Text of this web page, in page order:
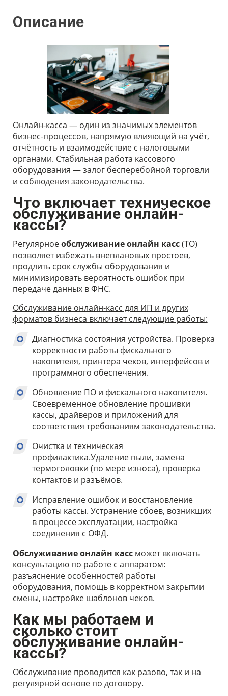
Описание
Онлайн-касса — один из значимых элементов
бизнес-процессов, напрямую влияющий на учёт,
отчётность и взаимодействие с налоговыми
органами. Стабильная работа кассового
оборудования — залог бесперебойной торговли
и соблюдения законодательства.
Что включает техническое
обслуживание онлайн-
кассы?
Регулярноеобслуживание онлайн касс(ТО)
позволяет избежать внеплановых простоев,
продлить срок службы оборудования и
минимизировать вероятность ошибок при
передаче данных в ФНС.
Обслуживание онлайн-касс для ИП и других
форматов бизнеса включает следующие работы:
Диагностика состояния устройства. Проверка
корректности работы фискального
накопителя, принтера чеков, интерфейсов и
программного обеспечения.
Обновление ПО и фискального накопителя.
Своевременное обновление прошивки
кассы, драйверов и приложений для
соответствия требованиям законодательства.
Очистка и техническая
профилактика.Удаление пыли, замена
термоголовки (по мере износа), проверка
контактов и разъёмов.
Исправление ошибок и восстановление
работы кассы. Устранение сбоев, возникших
в процессе эксплуатации, настройка
соединения с ОФД.
Обслуживание онлайн кассможет включать
консультацию по работе с аппаратом:
разъяснение особенностей работы
оборудования, помощь в корректном закрытии
смены, настройке шаблонов чеков.
Как мы работаем и
сколько стоит
обслуживание онлайн-
кассы?
Обслуживание проводится как разово, так и на
регулярной основе по договору.